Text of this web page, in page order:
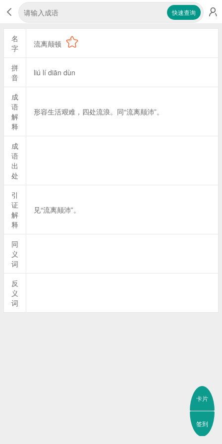
快速查询
名
字
流离颠顿
拼
音
liú lí diān dùn
成
语
解
释
形容生活艰难，四处流浪。同“流离颠沛”。
成
语
出
处
引
证
解
释
见“流离颠沛”。
同
义
词
反
义
词
卡片
签到